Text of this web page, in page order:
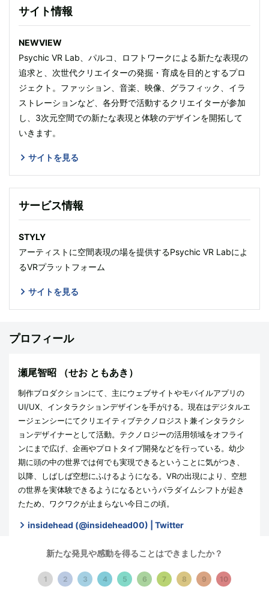
サイト情報
NEWVIEW
Psychic VR Lab、パルコ、ロフトワークによる新たな表現の
追求と、次世代クリエイターの発掘・育成を目的とするプロ
ジェクト。ファッション、音楽、映像、グラフィック、イラ
ストレーションなど、各分野で活動するクリエイターが参加
し、3次元空間での新たな表現と体験のデザインを開拓して
いきます。
サイトを見る
サービス情報
STYLY
アーティストに空間表現の場を提供するPsychic VR Labによ
るVRプラットフォーム
サイトを見る
プロフィール
瀬尾智昭 （せお ともあき）
制作プロダクションにて、主にウェブサイトやモバイルアプリの
UI/UX、インタラクションデザインを手がける。現在はデジタルエ
ージェンシーにてクリエイティブテクノロジスト兼インタラクシ
ョンデザイナーとして活動。テクノロジーの活用領域をオフライ
ンにまで広げ、企画やプロトタイプ開発などを行っている。幼少
期に頭の中の世界では何でも実現できるということに気がつき、
以降、しばしば空想にふけるようになる。VRの出現により、空想
の世界を実体験できるようになるというパラダイムシフトが起き
たため、ワクワクが止まらない今日この頃。
insidehead (@insidehead00) | Twitter
記事一覧をみる
新たな発見や感動を得ることはできましたか？
1 2 3 4 5 6 7 8 9 10